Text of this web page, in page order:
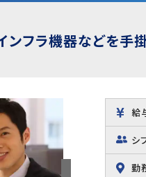
フラ機器などを手
給
シ
勤